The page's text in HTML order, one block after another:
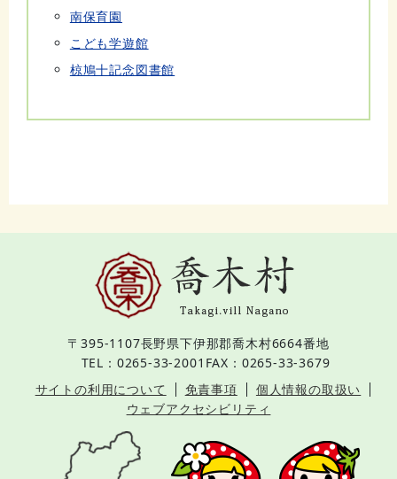
南保育園
こども学遊館
椋鳩十記念図書館
〒395-1107長野県下伊那郡喬木村6664番地
TEL：0265-33-2001 FAX：0265-33-3679
サイトの利用について
免責事項
個人情報の取扱い
ウェブアクセシビリティ